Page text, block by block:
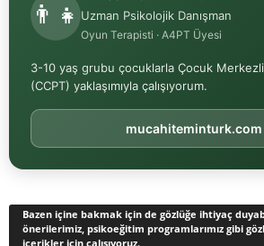
👨‍👧Uzman Psikolojik Danışman
Oyun Terapisti · A4PT Üyesi
3-10 yaş grubu çocuklarla Çocuk
(CCPT) yaklaşımıyla çalışıyorum.
Bazen içine bakmak için de gözlüğe ihtiyaç
önerilerimiz, psikoeğitim programlarımız gibi
içerikler için çalışıyoruz.